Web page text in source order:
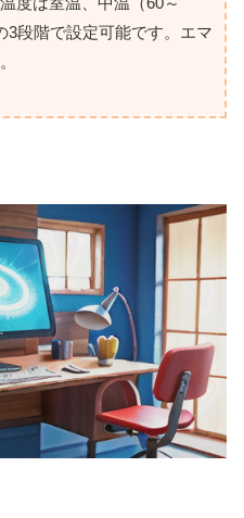
段階で設定可能です。エマ